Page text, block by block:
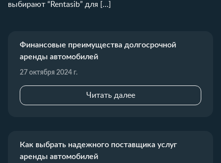
выбирают “Rentasib” для […]
Финансовые преимущества долгосрочной
аренды автомобилей
27 октября 2024 г.
Читать далее
Как выбрать надежного поставщика услуг
аренды автомобилей